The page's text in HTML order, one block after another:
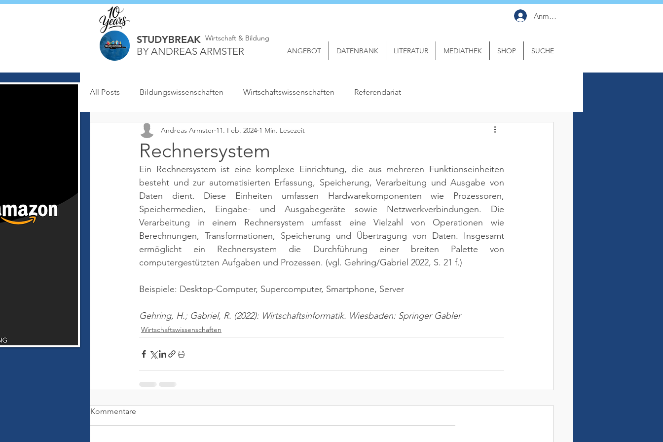
STUDYBREAK
BY ANDREAS ARMSTER
Wirtschaft & Bildung
Anmelden
ANGEBOT DATENBANK LITERATUR MEDIATHEK SHOP SUCHE
All Posts Bildungswissenschaften Wirtschaftswissenschaften Referendariat
Rechnersystem
Andreas Armster 11. Feb. 2024 1 Min. Lesezeit
Ein Rechnersystem ist eine komplexe Einrichtung, die aus mehreren Funktionseinheiten
besteht und zur automatisierten Erfassung, Speicherung, Verarbeitung und Ausgabe von
Daten dient. Diese Einheiten umfassen Hardwarekomponenten wie Prozessoren,
Speichermedien, Eingabe- und Ausgabegeräte sowie Netzwerkverbindungen. Die
Verarbeitung in einem Rechnersystem umfasst eine Vielzahl von Operationen wie
Berechnungen, Transformationen, Speicherung und Übertragung von Daten. Insgesamt
ermöglicht ein Rechnersystem die Durchführung einer breiten Palette von
computergestützten Aufgaben und Prozessen. (vgl. Gehring/Gabriel 2022, S. 21 f.)
Beispiele: Desktop-Computer, Supercomputer, Smartphone, Server
Gehring, H.; Gabriel, R. (2022): Wirtschaftsinformatik. Wiesbaden: Springer Gabler
Wirtschaftswissenschaften
Kommentare